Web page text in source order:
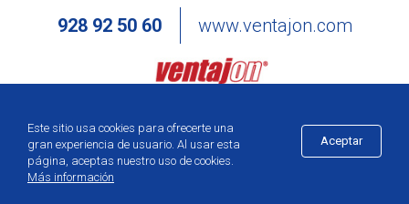
Este sitio usa cookies para ofrecerte una
gran experiencia de usuario. Al usar esta
página, aceptas nuestro uso de cookies.
Más información
Aceptar
928 92 50 60 www.ventajon.com